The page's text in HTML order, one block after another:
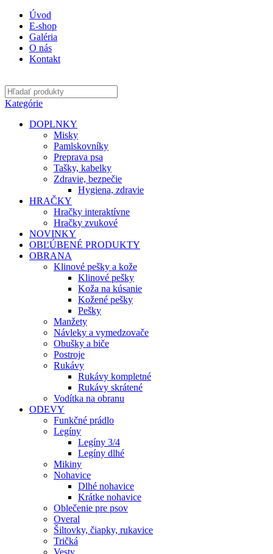
Úvod
E-shop
Galéria
O nás
Kontakt
Kategórie
DOPLNKY
Misky
Pamlskovníky
Preprava psa
Tašky, kabelky
Zdravie, bezpečie
Hygiena, zdravie
HRAČKY
Hračky interaktívne
Hračky zvukové
NOVINKY
OBĽÚBENÉ PRODUKTY
OBRANA
Klinové pešky a kože
Klinové pešky
Koža na kúsanie
Kožené pešky
Pešky
Manžety
Návleky a vymedzovače
Obušky a biče
Postroje
Rukávy
Rukávy kompletné
Rukávy skrátené
Vodítka na obranu
ODEVY
Funkčné prádlo
Legíny
Legíny 3/4
Legíny dlhé
Mikiny
Nohavice
Dlhé nohavice
Krátke nohavice
Oblečenie pre psov
Overal
Šiltovky, čiapky, rukavice
Tričká
Vesty